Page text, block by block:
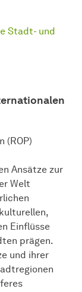
Stadt- und
(ROP)
Ansätze zur
Welt
Einflüsse
prägen.
und ihrer